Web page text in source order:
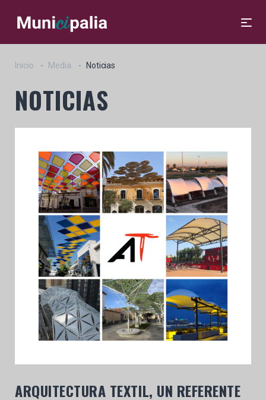
Inicio Media Noticias
NOTICIAS
ARQUITECTURA TEXTIL, UN REFERENTE